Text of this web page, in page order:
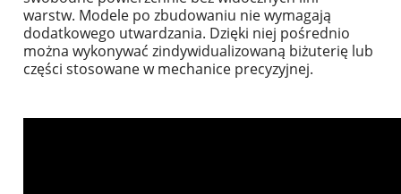
warstw. Modele po zbudowaniu nie wymagają
dodatkowego utwardzania. Dzięki niej pośrednio
można wykonywać zindywidualizowaną biżuterię lub
części stosowane w mechanice precyzyjnej.